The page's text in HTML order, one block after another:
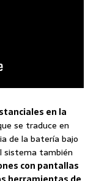
en la
se traduce en
de la batería bajo
sistema también
con pantallas